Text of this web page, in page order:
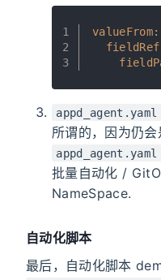
1
2
3
valueFrom:
appd_agent.yaml
所谓的，因为仍
appd_agent.yaml
批量自动化 /
NameSpace.
自动化脚本
最后，自动化脚本